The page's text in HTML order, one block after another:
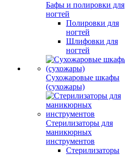
Бафы и полировки для
ногтей
Полировки для
ногтей
Шлифовки для
ногтей
Сухожаровые шкафы
(сухожары)
Стерилизаторы для
маникюрных
инструментов
Стерилизаторы